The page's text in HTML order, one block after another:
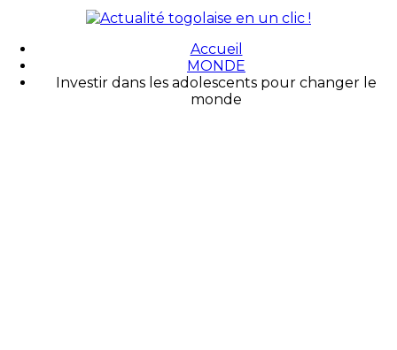
Accueil
MONDE
Investir dans les adolescents pour changer le
monde